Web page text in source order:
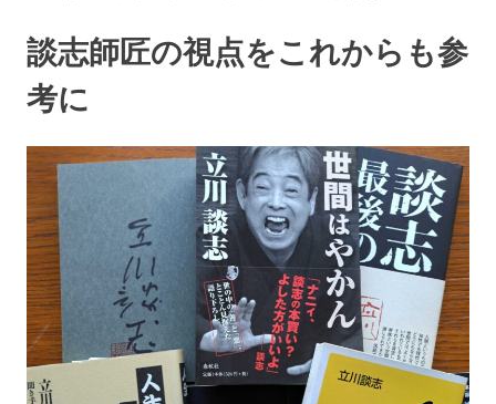
談志師匠の視点をこれからも参
考に